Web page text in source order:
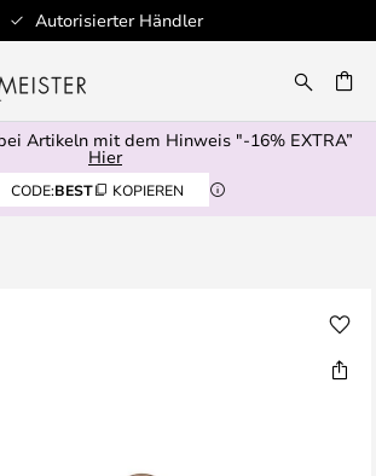
Autorisierter Händler
Artikeln mit dem Hinweis "-16% EXTRA”
Hier
CODE:BEST KOPIEREN